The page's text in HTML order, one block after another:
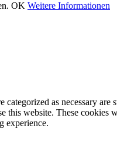
OK Weitere Informationen
as necessary are
this website. These
experience.